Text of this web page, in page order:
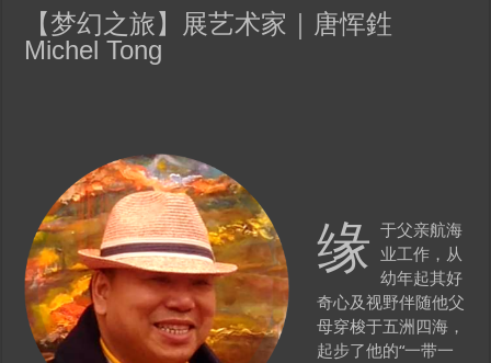
【梦幻之旅】展艺术家｜唐恽鉎
Michel Tong
缘 于父亲航海
业工作，从
幼年起其好
奇心及视野伴随他父
母穿梭于五洲四海，
起步了他的“一带一